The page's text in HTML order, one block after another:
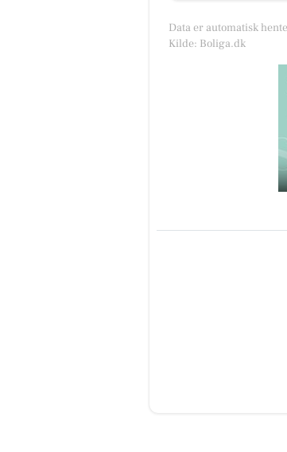
Data er automatisk
Kilde: Boliga.dk